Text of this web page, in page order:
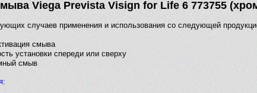
Viega Prevista Visign for Life 6 773755
случаев применения и использования со следующей
смыва
установки спереди или сверху
смыв